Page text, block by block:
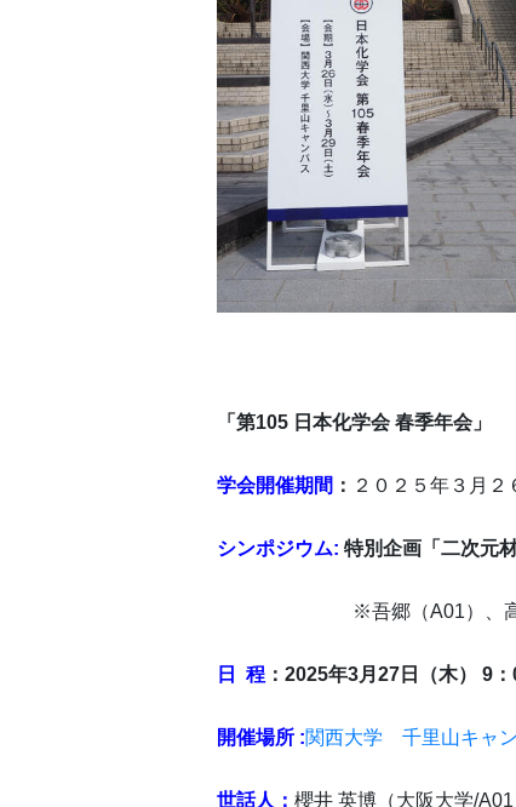
「第105 日本化学会 春季年会」
学会開催期間 ： ２０２５年３月２
シンポジウム: 特別企画「二次元
※吾郷（A01）、高村（A04
日 程 ：2025年3月27日（木） 9
開催場所 :関西大学 千里山キャ
世話人： 櫻井 英博（大阪大学/A01